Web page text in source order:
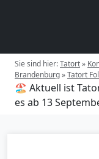
Sie sind hier:Tatort»
Brandenburg»Tatort
🏖️ Aktuell ist
es ab 13